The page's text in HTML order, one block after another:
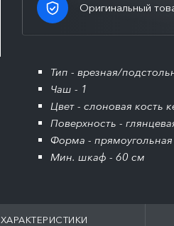
Оригинальный
Тип - врезная/
Чаш - 1
Цвет - слоновая кость
Поверхность -
Форма - прямоугольная
Мин. шкаф - 60 см
ХАРАКТЕРИСТИКИ